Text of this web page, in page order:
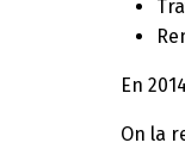
En
On la